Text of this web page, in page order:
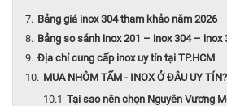
Bảng giá inox 304 tham khảo năm 2026
Bảng so sánh inox 201 – inox 304 – inox
Địa chỉ cung cấp inox uy tín tại TP.HCM
MUA NHÔM TẤM - INOX Ở ĐÂU UY TÍN?
Tại sao nên chọn Nguyên Vương